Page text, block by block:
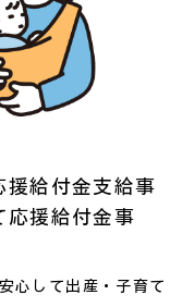
援給付金支給事
応援給付金事
心して出産・子育て